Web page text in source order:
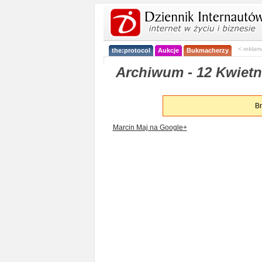
the:protocol Aukcje Bukmacherzy <
Archiwum - 12
Marcin Maj na Google+